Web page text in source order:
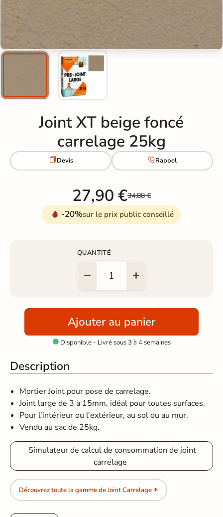
Joint XT beige foncé
carrelage 25kg
Devis Rappel
27,90 €34,88 €
-20%sur le prix public conseillé
QUANTITÉ
Ajouter au panier
Disponible - Livré sous 3 à 4 semaines
Description
Mortier Joint pour pose de carrelage.
Joint large de 3 à 15mm, idéal pour toutes surfaces.
Pour l'intérieur ou l'extérieur, au sol ou au mur.
Vendu au sac de 25kg.
Simulateur de calcul de consommation de joint
carrelage
Découvrez toute la gamme de Joint Carrelage